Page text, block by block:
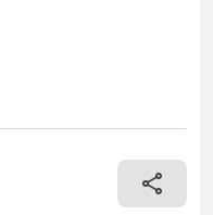
Quantity: 1 900 kg